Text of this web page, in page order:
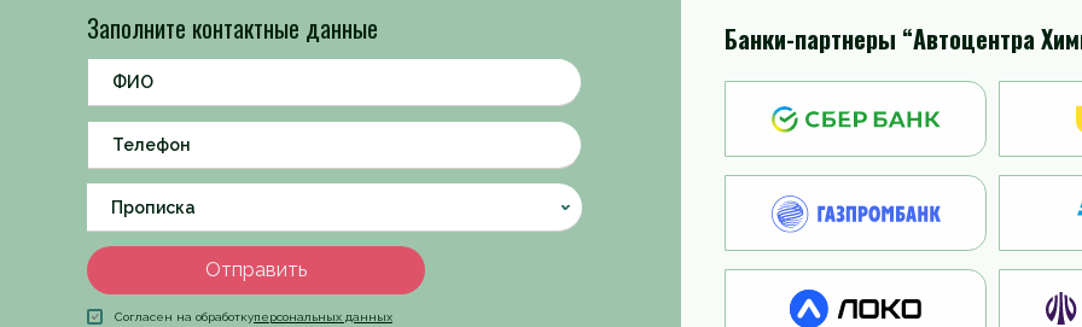
Заполните контактные данные
Отправить
Согласен на обработкуперсональных данных
Банки-партнеры “Автоцентра